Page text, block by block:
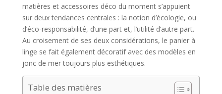
matières et accessoires déco du moment s’appuient
sur deux tendances centrales : la notion d’écologie, ou
d’éco-responsabilité, d’une part et, l’utilité d’autre part.
Au croisement de ses deux considérations, le panier à
linge se fait également décoratif avec des modèles en
jonc de mer toujours plus esthétiques.
Table des matières